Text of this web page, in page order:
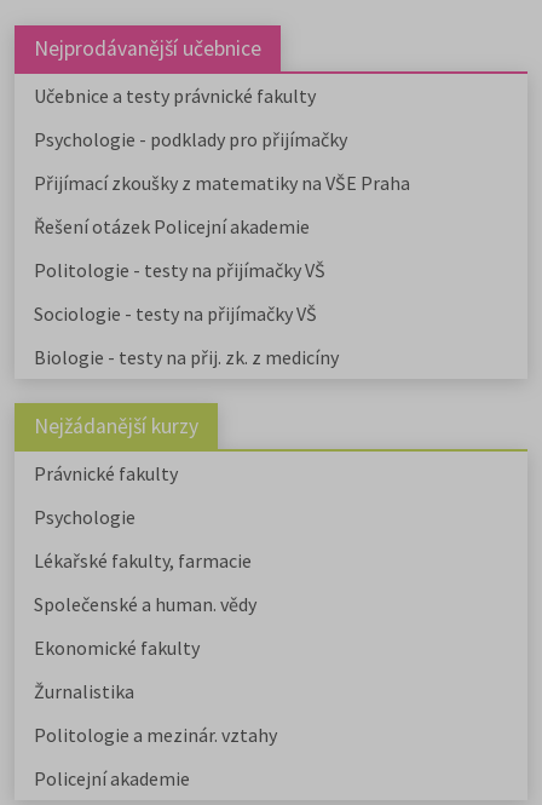
Nejprodávanější učebnice
Učebnice a testy právnické fakulty
Psychologie - podklady pro přijímačky
Přijímací zkoušky z matematiky na VŠE Praha
Řešení otázek Policejní akademie
Politologie - testy na přijímačky VŠ
Sociologie - testy na přijímačky VŠ
Biologie - testy na přij. zk. z medicíny
Nejžádanější kurzy
Právnické fakulty
Psychologie
Lékařské fakulty, farmacie
Společenské a human. vědy
Ekonomické fakulty
Žurnalistika
Politologie a mezinár. vztahy
Policejní akademie